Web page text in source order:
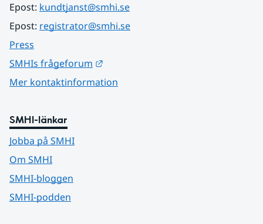
Epost: kundtjanst@smhi.se
Epost: registrator@smhi.se
Press
SMHIs frågeforum
Mer kontaktinformation
SMHI-länkar
Jobba på SMHI
Om SMHI
SMHI-bloggen
SMHI-podden